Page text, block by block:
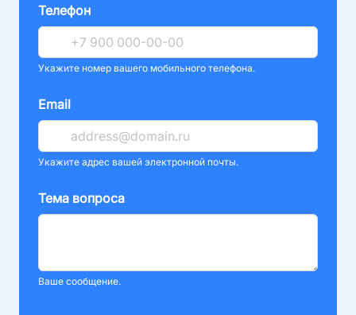
Телефон
Укажите номер вашего мобильного телефона.
Email
Укажите адрес вашей электронной почты.
Тема вопроса
Ваше сообщение.